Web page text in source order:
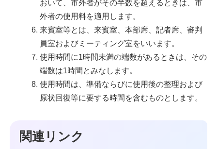
おいて、市外者がその半数を超えるときは、市
外者の使用料を適用します。
来賓室等とは、来賓室、本部席、記者席、審判
員室およびミーティング室をいいます。
使用時間に1時間未満の端数があるときは、その
端数は1時間とみなします。
使用時間は、準備ならびに使用後の整理および
原状回復等に要する時間を含むものとします。
関連リンク